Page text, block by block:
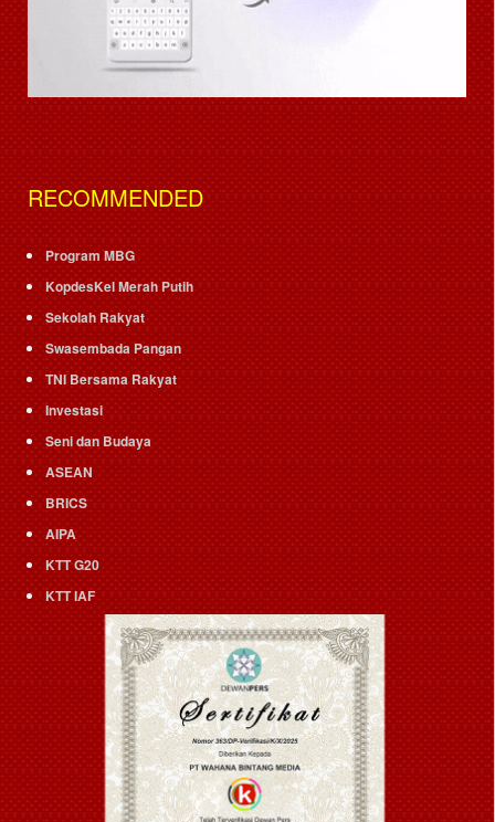
RECOMMENDED
Program MBG
KopdesKel Merah Putih
Sekolah Rakyat
Swasembada Pangan
TNI Bersama Rakyat
Investasi
Seni dan Budaya
ASEAN
BRICS
AIPA
KTT G20
KTT IAF